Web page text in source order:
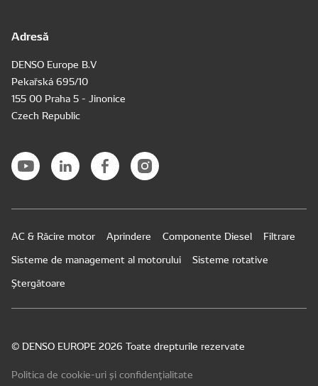
Adresă
DENSO Europe B.V
Pekařská 695/10
155 00 Praha 5 - Jinonice
Czech Republic
AC & Răcire motor Aprindere Componente Diesel
Filtrare
Sisteme de management al motorului
Sisteme rotative
Ștergătoare
© DENSO EUROPE 2026 Toate drepturile rezervate
Politica de cookie-uri și confidențialitate